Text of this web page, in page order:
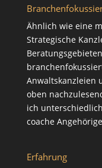
Ähnlich wie eine
Strategische
Anwaltskanzleien
oben
ich
coache
Erfahrung